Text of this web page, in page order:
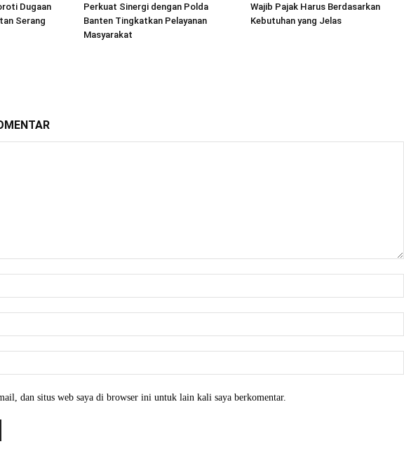
Dugaan
Serang
Perkuat Sinergi dengan Polda
Banten Tingkatkan Pelayanan
Masyarakat
Wajib Pajak Harus Berdasarkan
Kebutuhan yang Jelas
dan situs web saya di browser ini untuk lain kali saya berkomentar.